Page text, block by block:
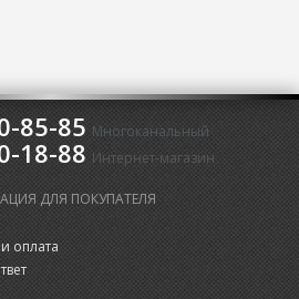
85-85 Многоканальный
18-88 Интернет-магазин
ДЛЯ ПОКУПАТЕЛЯ
оплата